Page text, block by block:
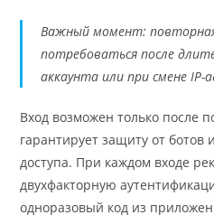
Важный момент:
потребоваться после
аккаунта или при смене IP-
Вход возможен только после
гарантирует защиту от ботов
доступа. При каждом входе
двухфакторную
одноразовый код из